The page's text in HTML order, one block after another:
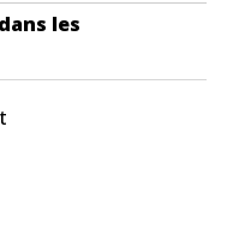
les